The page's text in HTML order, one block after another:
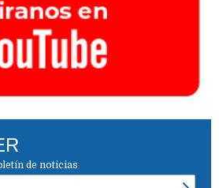
de noticias